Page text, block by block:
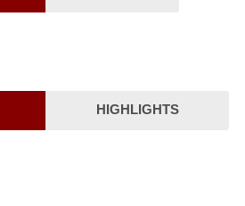
HIGHLIGHTS